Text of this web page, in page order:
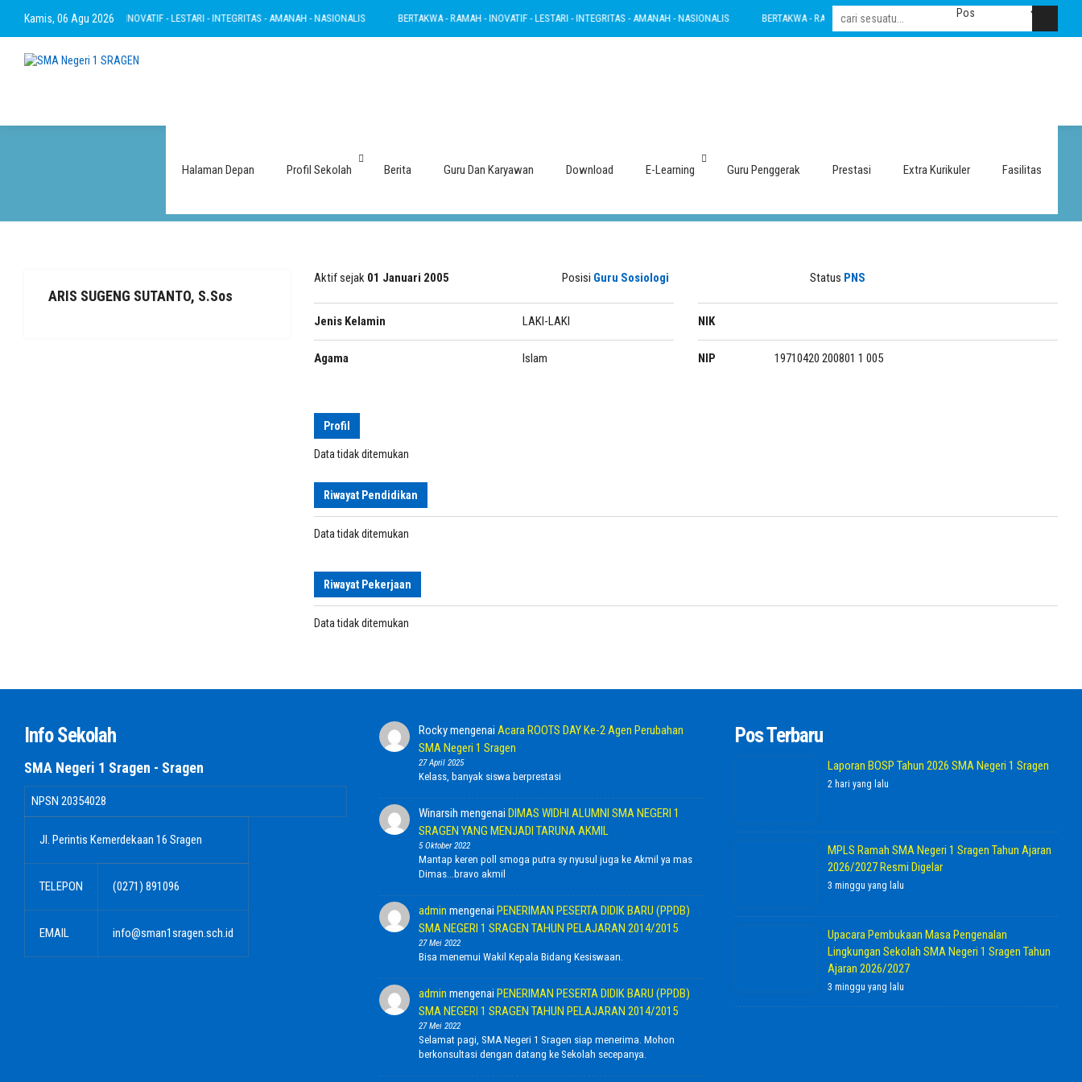
Kamis, 06 Agu 2026
BERTAKWA - RAMAH - INOVATIF - LESTARI - INTEGRITAS - AMANAH - NASIONALIS BERTAKWA - RAMAH - INOVATIF - LESTARI - INTEGRITAS - AMANAH - NASIONALIS BERTAKWA - RAMAH - INOVATIF - LESTARI - INTEGRITAS - AMANAH - NASIONALIS
Halaman Depan Profil Sekolah Berita Guru Dan Karyawan Download E-Learning Guru Penggerak Prestasi Extra Kurikuler Fasilitas
ARIS SUGENG SUTANTO, S.Sos
ARIS SUGENG SUTANTO, S.Sos
Aktif sejak 01 Januari 2005 Posisi Guru Sosiologi Status PNS
Jenis Kelamin LAKI-LAKI
Agama Islam
NIK
NIP 19710420 200801 1 005
Profil
Data tidak ditemukan
Riwayat Pendidikan
Data tidak ditemukan
Riwayat Pekerjaan
Data tidak ditemukan
Info Sekolah
SMA Negeri 1 Sragen - Sragen
NPSN 20354028
Jl. Perintis Kemerdekaan 16 Sragen
TELEPON (0271) 891096
EMAIL info@sman1sragen.sch.id
RockymengenaiAcara ROOTS DAY Ke-2 Agen Perubahan
SMA Negeri 1 Sragen
27 April 2025
Kelass, banyak siswa berprestasi
Winarsih mengenaiDIMAS WIDHI ALUMNI SMA NEGERI 1
SRAGEN YANG MENJADI TARUNA AKMIL
5 Oktober 2022
Mantap keren poll smoga putra sy nyusul juga ke Akmil ya mas
Dimas...bravo akmil
admin mengenaiPENERIMAN PESERTA DIDIK BARU (PPDB)
SMA NEGERI 1 SRAGEN TAHUN PELAJARAN 2014/2015
27 Mei 2022
Bisa menemui Wakil Kepala Bidang Kesiswaan.
admin mengenaiPENERIMAN PESERTA DIDIK BARU (PPDB)
SMA NEGERI 1 SRAGEN TAHUN PELAJARAN 2014/2015
27 Mei 2022
Selamat pagi, SMA Negeri 1 Sragen siap menerima. Mohon
berkonsultasi dengan datang ke Sekolah secepanya.
Pos Terbaru
Laporan BOSP Tahun 2026 SMA Negeri 1 Sragen
2 hari yang lalu
MPLS Ramah SMA Negeri 1 Sragen Tahun Ajaran
2026/2027 Resmi Digelar
3 minggu yang lalu
Upacara Pembukaan Masa Pengenalan
Lingkungan Sekolah SMA Negeri 1 Sragen Tahun
Ajaran 2026/2027
3 minggu yang lalu